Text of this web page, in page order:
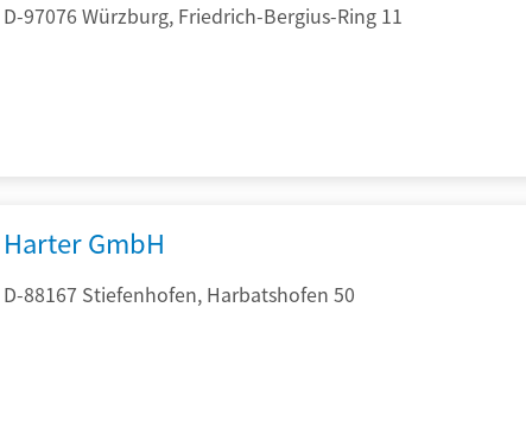
D-97076 Würzburg, Friedrich-Bergius-Ring 11
Harter GmbH
D-88167 Stiefenhofen, Harbatshofen 50